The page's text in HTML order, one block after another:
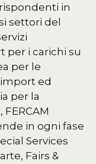
in
settori del
per i carichi su
per le
ed
per la
in ogni fase
Services
Fairs &